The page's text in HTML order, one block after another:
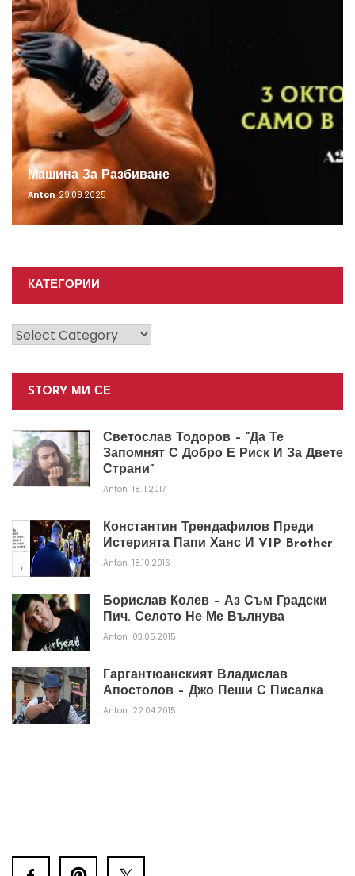
Машина За Разбиване
Anton 29.09.2025
КАТЕГОРИИ
Категории
STORY МИ СЕ
Светослав Тодоров – “Да Те
Запомнят С Добро Е Риск И За Двете
Страни”
Anton 18.11.2017
Константин Трендафилов Преди
Истерията Папи Ханс И VIP Brother
Anton 18.10.2016
Борислав Колев – Аз Съм Градски
Пич. Селото Не Ме Вълнува
Anton 03.05.2015
Гаргантюанският Владислав
Апостолов – Джо Пеши С Писалка
Anton 22.04.2015